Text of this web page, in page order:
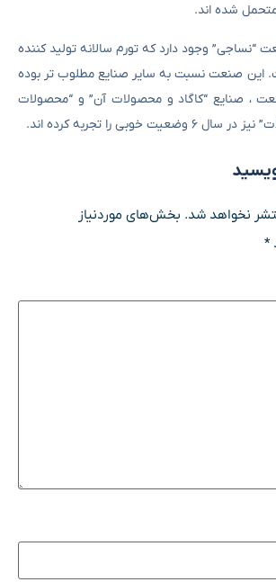
متحمل شده اند.
“نساجی” وجود دارد که تورم سالانه تولید کننده
این صنعت نسبت به سایر صنایع مطلوب تر بوده
، صنایع “کاگاد و محصولات آن” و “محصولات
خوبی را تجربه کرده اند.
نخواهد شد. بخش‌های موردنیاز
*